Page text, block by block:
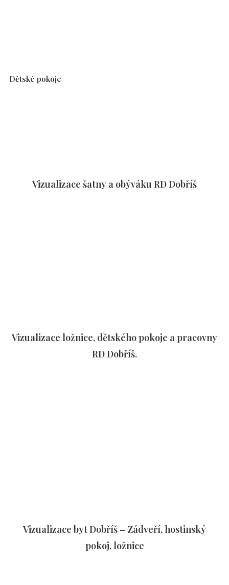
Dětské pokoje
Vizualizace šatny a obýváku RD Dobříš
Vizualizace ložnice, dětského pokoje a pracovny
RD Dobříš.
Vizualizace byt Dobříš – Zádveří, hostinský
pokoj, ložnice